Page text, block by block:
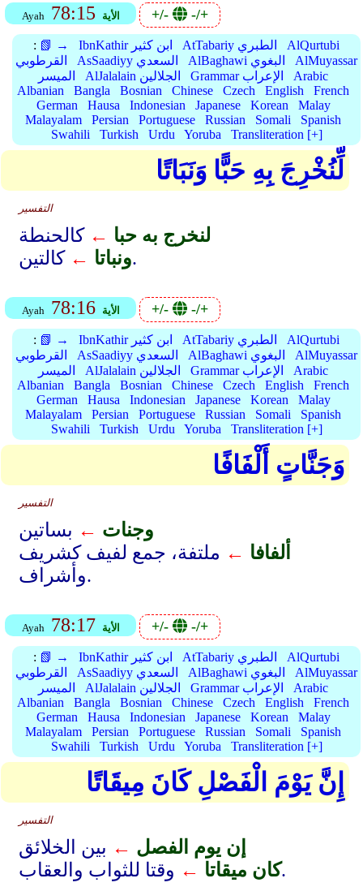
Ayah 78:15 الأية +/- -/+
: 📗 → IbnKathir ابن كثير AtTabariy الطبري
AlQurtubi
القرطوبي
AsSaadiyy السعدي AlBaghawi البغوي
AlMuyassar
الميسر
AlJalalain الجلالين Grammar الإعراب
Arabic
Albanian
Bangla Bosnian Chinese Czech English
French
German
Hausa Indonesian Japanese Korean
Malay
Malayalam
Persian Portuguese Russian Somali
Spanish
Swahili
Turkish Urdu Yoruba Transliteration [+]
لِّنُخْرِجَ بِهِ حَبًّا وَنَبَاتًا
التفسير
لنخرج به حبا ← كالحنطة
ونباتا ← كالتين.
Ayah 78:16 الأية +/- -/+
: 📗 → IbnKathir ابن كثير AtTabariy الطبري
AlQurtubi
القرطوبي
AsSaadiyy السعدي AlBaghawi البغوي
AlMuyassar
الميسر
AlJalalain الجلالين Grammar الإعراب
Arabic
Albanian
Bangla Bosnian Chinese Czech English
French
German
Hausa Indonesian Japanese Korean
Malay
Malayalam
Persian Portuguese Russian Somali
Spanish
Swahili
Turkish Urdu Yoruba Transliteration [+]
وَجَنَّاتٍ أَلْفَافًا
التفسير
وجنات ← بساتين
ألفافا ← ملتفة، جمع لفيف كشريف
وأشراف.
Ayah 78:17 الأية +/- -/+
: 📗 → IbnKathir ابن كثير AtTabariy الطبري
AlQurtubi
القرطوبي
AsSaadiyy السعدي AlBaghawi البغوي
AlMuyassar
الميسر
AlJalalain الجلالين Grammar الإعراب
Arabic
Albanian
Bangla Bosnian Chinese Czech English
French
German
Hausa Indonesian Japanese Korean
Malay
Malayalam
Persian Portuguese Russian Somali
Spanish
Swahili
Turkish Urdu Yoruba Transliteration [+]
إِنَّ يَوْمَ الْفَصْلِ كَانَ مِيقَاتًا
التفسير
إن يوم الفصل ← بين الخلائق
كان ميقاتا ← وقتا للثواب والعقاب.